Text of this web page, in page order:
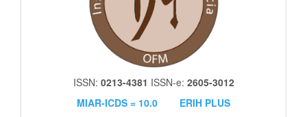
ISSN: 0213-4381 ISSN-e: 2605-3012
MIAR-ICDS = 10.0
ERIH PLUS